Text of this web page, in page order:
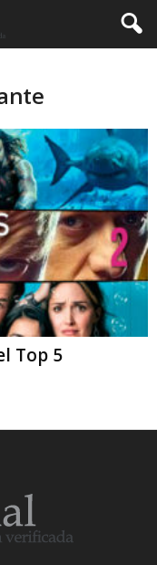
Top 5